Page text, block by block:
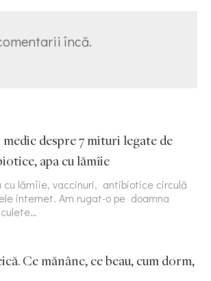
încă.
despre 7 mituri legate de
apa cu lămîie
cu lămîie, vaccinuri, antibiotice circulă
internet. Am rugat-o pe doamna
Ce mănânc, ce beau, cum dorm,